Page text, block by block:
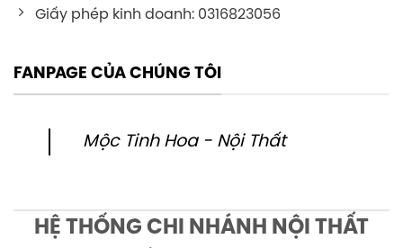
Giấy phép kinh doanh: 0316823056
FANPAGE CỦA CHÚNG TÔI
Mộc Tinh Hoa - Nội Thất
HỆ THỐNG CHI NHÁNH NỘI THẤT